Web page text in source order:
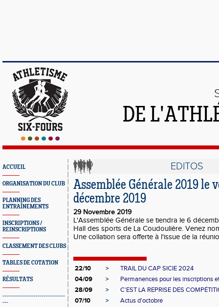
DE
ACCUEIL
ORGANISATION DU CLUB
PLANNING DES
ENTRAÎNEMENTS
INSCRIPTIONS /
REINSCRIPTIONS
CLASSEMENT DES CLUBS
TABLES DE COTATION
RÉSULTATS
--------------------------------
---
EDITOS
Assemblée Générale 2019 le
décembre 2019
29 Novembre 2019
L'Assemblée Générale se tiendra le 6
Hall des sports de La Coudoulière. Venez
Une collation sera offerte à l'issue de la
22/10 >
TRAIL DU CAP SICIE 2024
04/09
>
Permanences pour les inscriptions
28/09
>
C'EST LA REPRISE DES
07/10
>
Actus d'octobre